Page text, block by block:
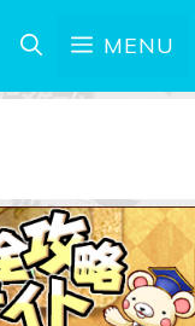
MENU